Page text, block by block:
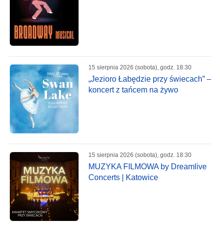
15 sierpnia 2026 (sobota), godz. 18:30
„Jezioro Łabędzie przy świecach” –
koncert z tańcem na żywo
15 sierpnia 2026 (sobota), godz. 18:30
MUZYKA FILMOWA by Dreamlive
Concerts | Katowice